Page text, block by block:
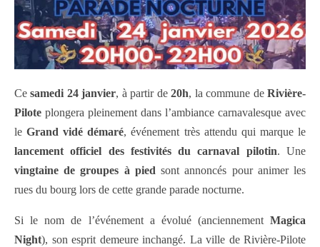
Cesamedi 24 janvier, à partir de20h, la commune deRivière-
Pilote plongera pleinement dans l’ambiance carnavalesque avec
leGrand vidé démaré, événement très attendu qui marque le
lancement officiel des festivités du carnaval pilotin. Une
vingtaine de groupes à pied sont annoncés pour animer les
rues du bourg lors de cette grande parade nocturne.
Si le nom de l’événement a évolué (anciennement Magica
Night), son esprit demeure inchangé. La ville de Rivière-Pilote